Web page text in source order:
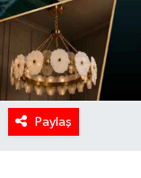
Paylaş